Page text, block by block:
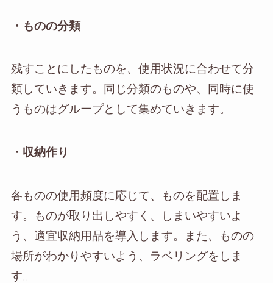
・ものの分類
残すことにしたものを、使用状況に合わせて分
類していきます。同じ分類のものや、同時に使
うものはグループとして集めていきます。
・収納作り
各ものの使用頻度に応じて、ものを配置しま
す。ものが取り出しやすく、しまいやすいよ
う、適宜収納用品を導入します。また、ものの
場所がわかりやすいよう、ラベリングをしま
す。